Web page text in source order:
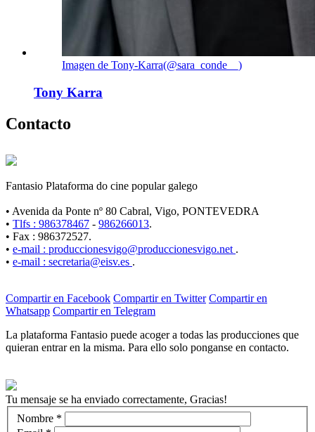
Imagen de Tony-Karra(@sara_conde__)
Tony Karra
Contacto
Fantasio Plataforma do cine popular galego
• Avenida da Ponte nº 80 Cabral, Vigo, PONTEVEDRA
• Tlfs : 986378467 - 986266013.
• Fax : 986372527.
• e-mail : produccionesvigo@produccionesvigo.net .
• e-mail : secretaria@eisv.es .
Compartir en Facebook Compartir en Twitter Compartir en
Whatsapp Compartir en Telegram
La plataforma Fantasio puede acoger a todas las producciones que
quieran entrar en la misma. Para ello solo ponganse en contacto.
Tu mensaje se ha enviado correctamente, Gracias!
Nombre *